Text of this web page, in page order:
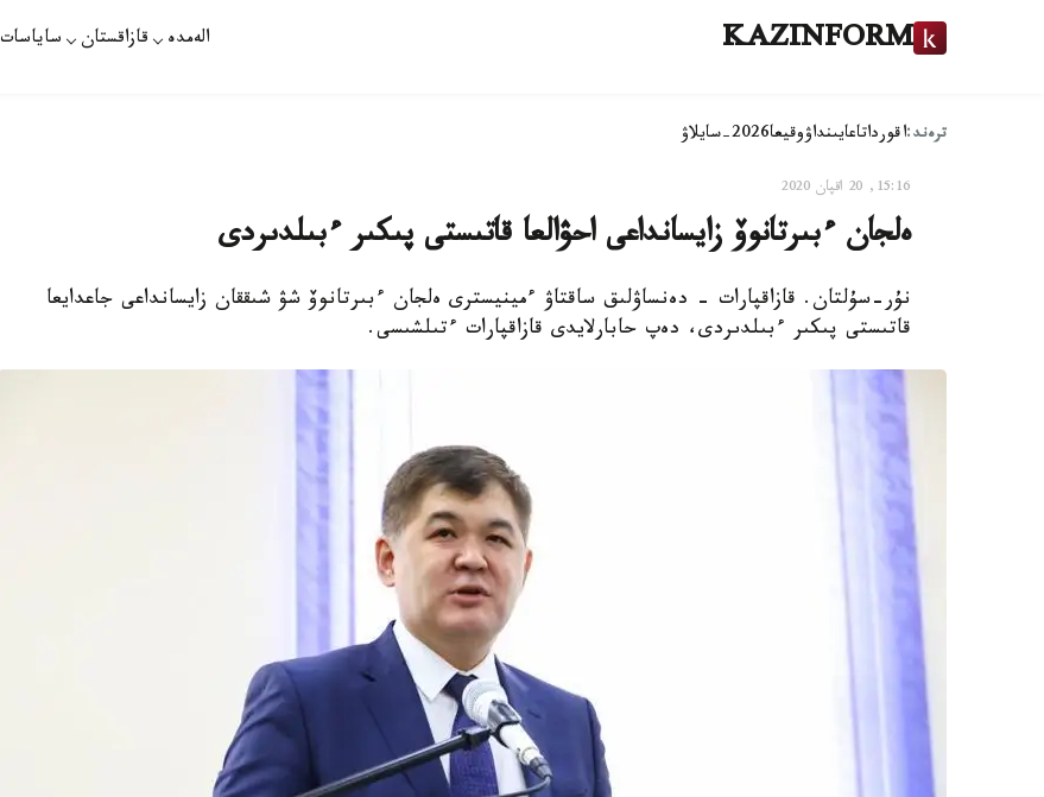
KAZINFORM الەمدە قازاقستان ساياسات
ترەند:اقورداتاعايىنداۋوقيعا2026-سايلاۋ
15:16, 20 اقپان 2020
ەلجان ءبىرتانوۆ زايسانداعى احۋالعا قاتىستى پىكىر ءبىلدىردى
نۇر-سۇلتان. قازاقپارات - دەنساۋلىق ساقتاۋ ءمينيسترى ەلجان ءبىرتانوۆ شۋ شىققان زايسانداعى جاعدايعا
قاتىستى پىكىر ءبىلدىردى، دەپ حابارلايدى قازاقپارات ءتىلشىسى.